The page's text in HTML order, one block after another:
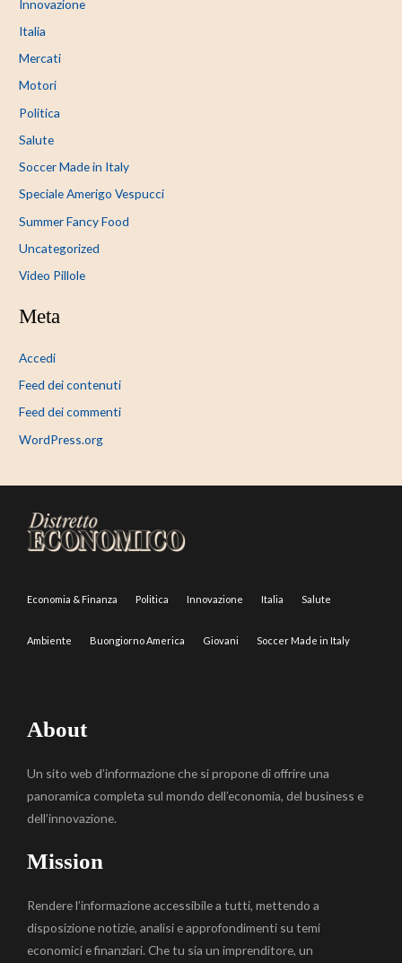
Innovazione
Italia
Mercati
Motori
Politica
Salute
Soccer Made in Italy
Speciale Amerigo Vespucci
Summer Fancy Food
Uncategorized
Video Pillole
Meta
Accedi
Feed dei contenuti
Feed dei commenti
WordPress.org
Economia & Finanza Politica Innovazione Italia Salute
Ambiente Buongiorno America Giovani Soccer Made in Italy
About
Un sito web d’informazione che si propone di offrire una
panoramica completa sul mondo dell’economia, del business e
dell’innovazione.
Mission
Rendere l’informazione accessibile a tutti, mettendo a
disposizione notizie, analisi e approfondimenti su temi
economici e finanziari. Che tu sia un imprenditore, un